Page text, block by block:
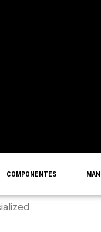
COMPONENTES